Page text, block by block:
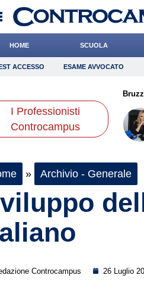
HOME SCUOLA
ACCESSO Esame Avvocato
Scienze
ACCESSO ESAME AVVOCATO
I Professionisti
Controcampus
» Archivio - Generale
Controcampus 26 Luglio